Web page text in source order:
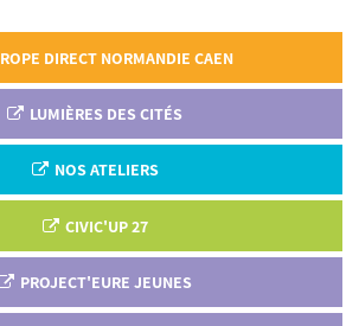
DIRECT NORMANDIE CAEN
LUMIÈRES DES CITÉS
NOS ATELIERS
CIVIC'UP 27
PROJECT'EURE JEUNES